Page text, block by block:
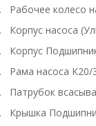
Рабочее колесо
Корпус насоса
Корпус
Рама насоса К20/
Патрубок
Крышка